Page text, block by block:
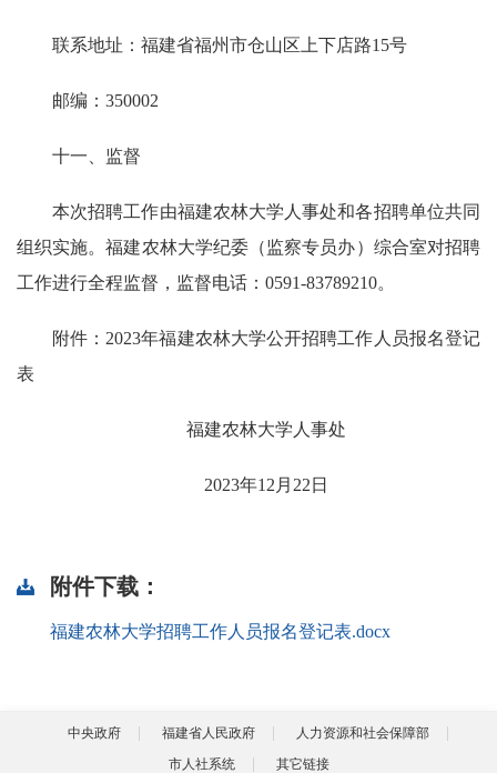
联系地址：福建省福州市仓山区上下店路15号
邮编：350002
十一、监督
本次招聘工作由福建农林大学人事处和各招聘单位共同
组织实施。福建农林大学纪委（监察专员办）综合室对招聘
工作进行全程监督，监督电话：0591-83789210。
附件：2023年福建农林大学公开招聘工作人员报名登记
表
福建农林大学人事处
2023年12月22日
附件下载：
福建农林大学招聘工作人员报名登记表.docx
中央政府 福建省人民政府
人力资源和社会保障部
市人社系统
其它链接